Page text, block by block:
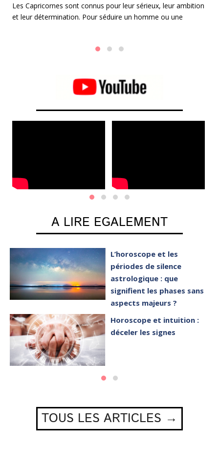
Les Capricornes sont connus pour leur sérieux, leur ambition
et leur détermination. Pour séduire un homme ou une
A LIRE EGALEMENT
L’horoscope et les
périodes de silence
astrologique : que
signifient les phases sans
aspects majeurs ?
Horoscope et intuition :
déceler les signes
TOUS LES ARTICLES →